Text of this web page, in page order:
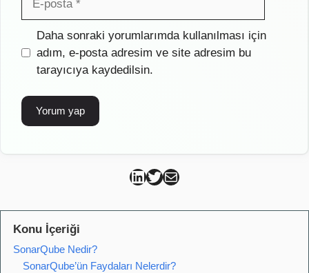
posta
İnternet
sitesi
Daha sonraki yorumlarımda kullanılması için
adım, e-posta adresim ve site adresim bu
tarayıcıya kaydedilsin.
Can Kütahya Linkedin
Can Kütahya Twitter
Can Kütahya Mail
Konu İçeriği
SonarQube Nedir?
SonarQube’ün Faydaları Nelerdir?